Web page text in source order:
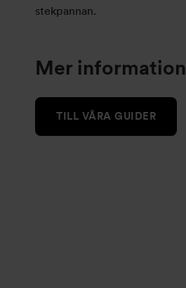
stekpannan.
Mer information
TILL VÅRA GUIDER